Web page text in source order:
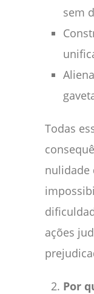
sem
Todas
nulidade
ações
Por